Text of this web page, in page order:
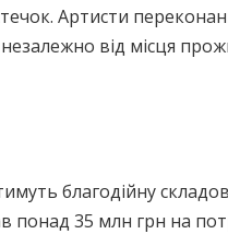
Артисти
від місця
благодійну
35 млн грн на